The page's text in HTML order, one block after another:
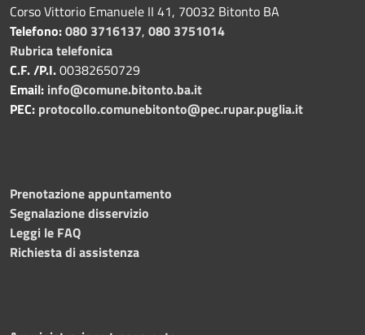
Corso Vittorio Emanuele II 41, 70032 Bitonto BA
Telefono:080 3716137, 080 3751014
Rubrica telefonica
C.F. /P.I.00382650729
Email: info@comune.bitonto.ba.it
PEC: protocollo.comunebitonto@pec.rupar.puglia.it
Prenotazione appuntamento
Segnalazione disservizio
Leggi le FAQ
Richiesta di assistenza